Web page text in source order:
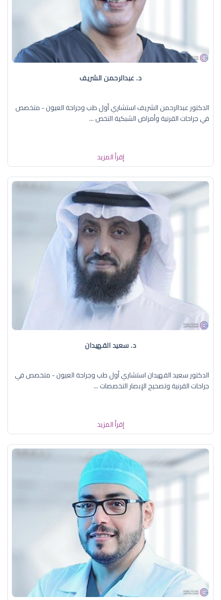
د. عبدالرحمن الشريف
الدكتور عبدالرحمن الشريف استشاري أول طب وجراحة العيون - متخصص
في جراحات القرنية وأمراض الشبكية التخص ...
إقرأ المزيد
د. سعيد القهيدان
الدكتور سعيد القهيدان استشاري أول طب وجراحة العيون - متخصص في
جراحات القرنية وتصحيح الإبصار التخصصات ...
إقرأ المزيد